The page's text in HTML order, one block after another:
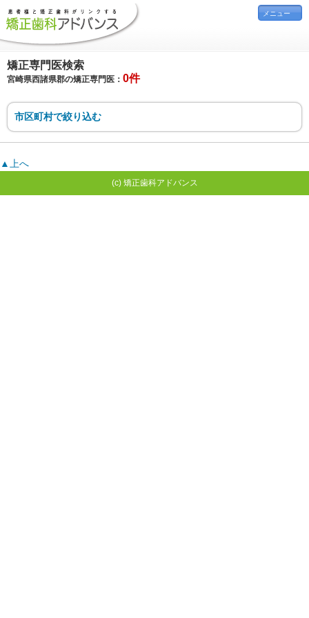
メニュー
矯正専門医検索
宮崎県西諸県郡の矯正専門医： 0件
市区町村で絞り込む
▲上へ
(c) 矯正歯科アドバンス